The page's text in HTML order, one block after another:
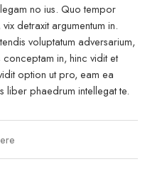
no ius. Quo tempor
detraxit argumentum in.
voluptatum adversarium,
in, hinc vidit et
option ut pro, eam ea
liber phaedrum intellegat te.